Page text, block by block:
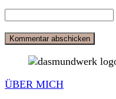
ÜBER MICH